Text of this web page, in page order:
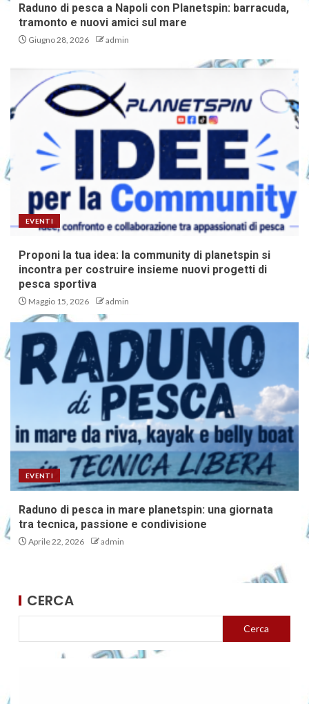
Raduno di pesca a Napoli con Planetspin: barracuda,
tramonto e nuovi amici sul mare
Giugno 28, 2026 admin
EVENTI
Proponi la tua idea: la community di planetspin si
incontra per costruire insieme nuovi progetti di
pesca sportiva
Maggio 15, 2026 admin
EVENTI
Raduno di pesca in mare planetspin: una giornata
tra tecnica, passione e condivisione
Aprile 22, 2026 admin
CERCA
Cerca